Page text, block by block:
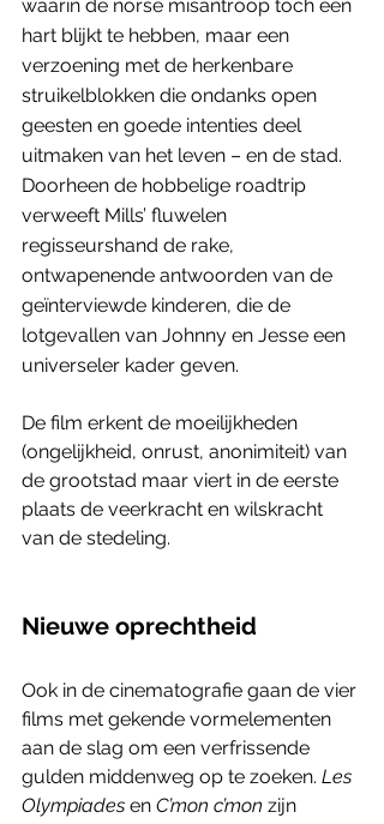
waarin de norse misantroop toch een
hart blijkt te hebben, maar een
verzoening met de herkenbare
struikelblokken die ondanks open
geesten en goede intenties deel
uitmaken van het leven – en de stad.
Doorheen de hobbelige roadtrip
verweeft Mills’ fluwelen
regisseurshand de rake,
ontwapenende antwoorden van de
geïnterviewde kinderen, die de
lotgevallen van Johnny en Jesse een
universeler kader geven.
De film erkent de moeilijkheden
(ongelijkheid, onrust, anonimiteit) van
de grootstad maar viert in de eerste
plaats de veerkracht en wilskracht
van de stedeling.
Nieuwe oprechtheid
Ook in de cinematografie gaan de vier
films met gekende vormelementen
aan de slag om een verfrissende
gulden middenweg op te zoeken. Les
Olympiades en C’mon c’mon zijn